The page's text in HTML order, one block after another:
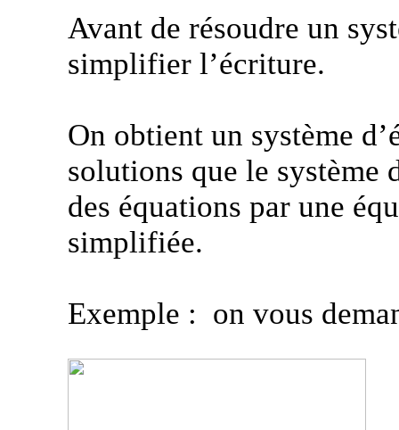
Avant de résoudre un
simplifier l’écriture.
On obtient un système
solutions que le système
des équations par une
simplifiée.
Exemple : on vous